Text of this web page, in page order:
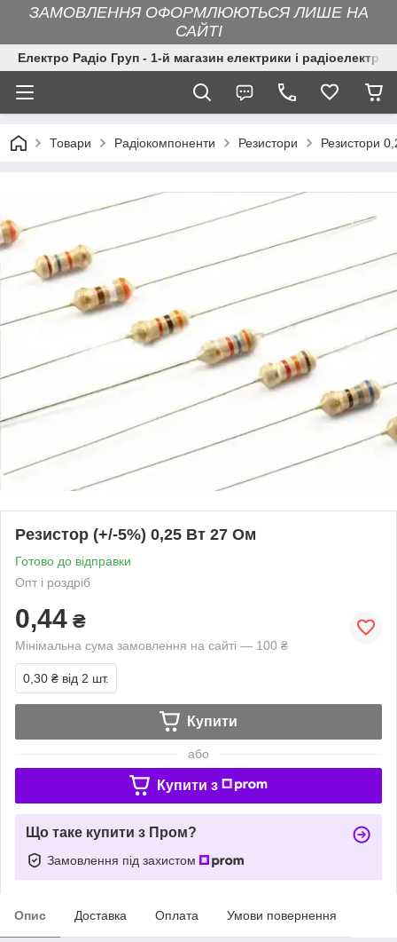
ЗАМОВЛЕННЯ ОФОРМЛЮЮТЬСЯ ЛИШЕ НА
САЙТІ
Електро Радіо Груп - 1-й магазин електрики і
Товари Радіокомпоненти Резистори Резистори
Резистор (+/-5%) 0,25 Вт 27 Ом
Готово до відправки
Опт і роздріб
0,44 ₴
Мінімальна сума замовлення на сайті — 100 ₴
0,30 ₴ від 2 шт.
Купити
або
Купити з
Що таке купити з Пром?
Замовлення під захистом
Опис Доставка Оплата Умови повернення